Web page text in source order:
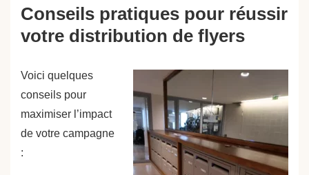
Conseils pratiques pour réussir
votre distribution de flyers
Voici quelques
conseils pour
maximiser l’impact
de votre campagne
: